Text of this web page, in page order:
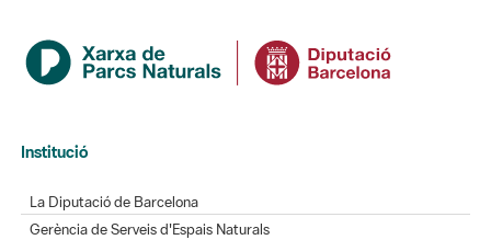
Institució
La Diputació de Barcelona
Gerència de Serveis d'Espais Naturals